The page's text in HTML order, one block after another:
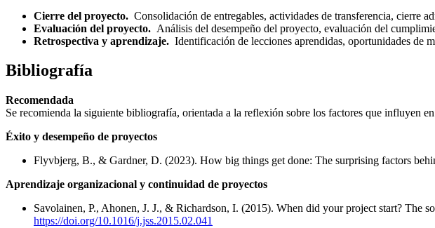
Cierre del proyecto. Consolidación de entregables, actividades de transferencia, cierre
Evaluación del proyecto. Análisis del desempeño del proyecto, evaluación del
Retrospectiva y aprendizaje. Identificación de lecciones aprendidas, oportunidades de
Bibliografía
Recomendada
Se recomienda la siguiente bibliografía, orientada a la reflexión sobre los factores que influyen
Éxito y desempeño de proyectos
Flyvbjerg, B., & Gardner, D. (2023). How big things get done: The surprising factors
Aprendizaje organizacional y continuidad de proyectos
Savolainen, P., Ahonen, J. J., & Richardson, I. (2015). When did your project start? The
https://doi.org/10.1016/j.jss.2015.02.041